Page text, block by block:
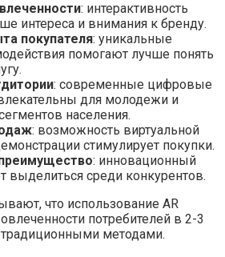
: интерактивность
интереса и внимания к бренду.
покупателя: уникальные
помогают лучше понять
: современные цифровые
для молодежи и
населения.
: возможность виртуальной
стимулирует покупки.
: инновационный
выделиться среди конкурентов.
что использование AR
потребителей в 2-3
методами.